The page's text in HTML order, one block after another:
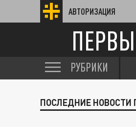
АВТОРИЗАЦИЯ
РУБРИКИ
ПОСЛЕДНИЕ НОВОСТИ